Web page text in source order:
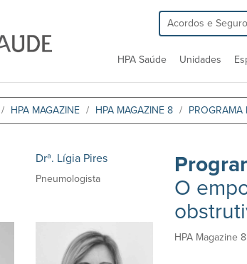
Acordos e
HPA Saúde Unidades
HPA MAGAZINE HPA MAGAZINE 8 PROGRAMA
Drª. Lígia Pires
Pneumologista
O
HPA Magazine 8